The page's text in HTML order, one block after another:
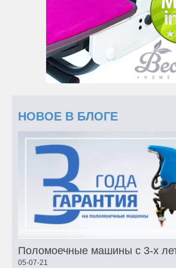
НОВОЕ В БЛОГЕ
Поломоечные машины с 3-х
05-07-21